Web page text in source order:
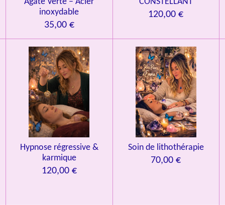
inoxydable
35,00 €
120,00 €
Hypnose régressive &
karmique
120,00 €
Soin de lithothérapie
70,00 €